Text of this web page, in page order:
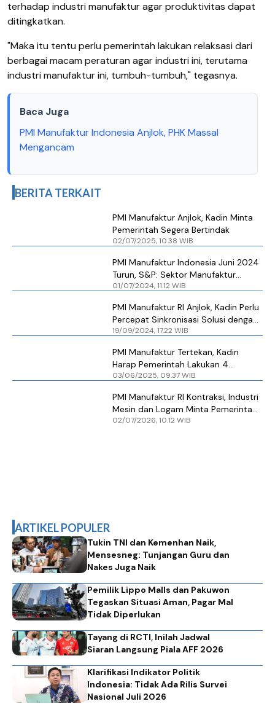
terhadap industri manufaktur agar produktivitas dapat
ditingkatkan.
"Maka itu tentu perlu pemerintah lakukan relaksasi dari
berbagai macam peraturan agar industri ini, terutama
industri manufaktur ini, tumbuh-tumbuh," tegasnya.
Baca Juga
PMI Manufaktur Indonesia Anjlok, PHK Massal
Mengancam
BERITA TERKAIT
PMI Manufaktur Anjlok, Kadin Minta
Pemerintah Segera Bertindak
02/07/2025, 10.38 WIB
PMI Manufaktur Indonesia Juni 2024
Turun, S&P: Sektor Manufaktur
Kehilangan Momentum
01/07/2024, 11.12 WIB
PMI Manufaktur RI Anjlok, Kadin Perlu
Percepat Sinkronisasi Solusi dengan
Pemerintahan Baru
19/09/2024, 17.22 WIB
PMI Manufaktur Tertekan, Kadin
Harap Pemerintah Lakukan 4
Kebijakan Ini
03/06/2025, 09.37 WIB
PMI Manufaktur RI Kontraksi, Industri
Mesin dan Logam Minta Pemerintah
Percepat Belanja
02/07/2026, 10.12 WIB
ARTIKEL POPULER
Tukin TNI dan Kemenhan Naik,
Mensesneg: Tunjangan Guru dan
Nakes Juga Naik
Pemilik Lippo Malls dan Pakuwon
Tegaskan Situasi Aman, Pagar Mal
Tidak Diperlukan
Tayang di RCTI, Inilah Jadwal
Siaran Langsung Piala AFF 2026
Klarifikasi Indikator Politik
Indonesia: Tidak Ada Rilis Survei
Nasional Juli 2026